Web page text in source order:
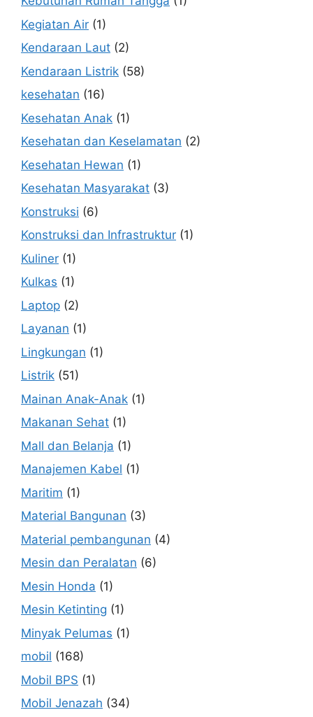
Kegiatan Air (1)
Kendaraan Laut (2)
Kendaraan Listrik (58)
kesehatan (16)
Kesehatan Anak (1)
Kesehatan dan Keselamatan (2)
Kesehatan Hewan (1)
Kesehatan Masyarakat (3)
Konstruksi (6)
Konstruksi dan Infrastruktur (1)
Kuliner (1)
Kulkas (1)
Laptop (2)
Layanan (1)
Lingkungan (1)
Listrik (51)
Mainan Anak-Anak (1)
Makanan Sehat (1)
Mall dan Belanja (1)
Manajemen Kabel (1)
Maritim (1)
Material Bangunan (3)
Material pembangunan (4)
Mesin dan Peralatan (6)
Mesin Honda (1)
Mesin Ketinting (1)
Minyak Pelumas (1)
mobil (168)
Mobil BPS (1)
Mobil Jenazah (34)